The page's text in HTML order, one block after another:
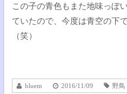
この子の青色もまた地味っぽ
ていたので、今度は青空の下
（笑）
bluem 2016/11/09 野鳥